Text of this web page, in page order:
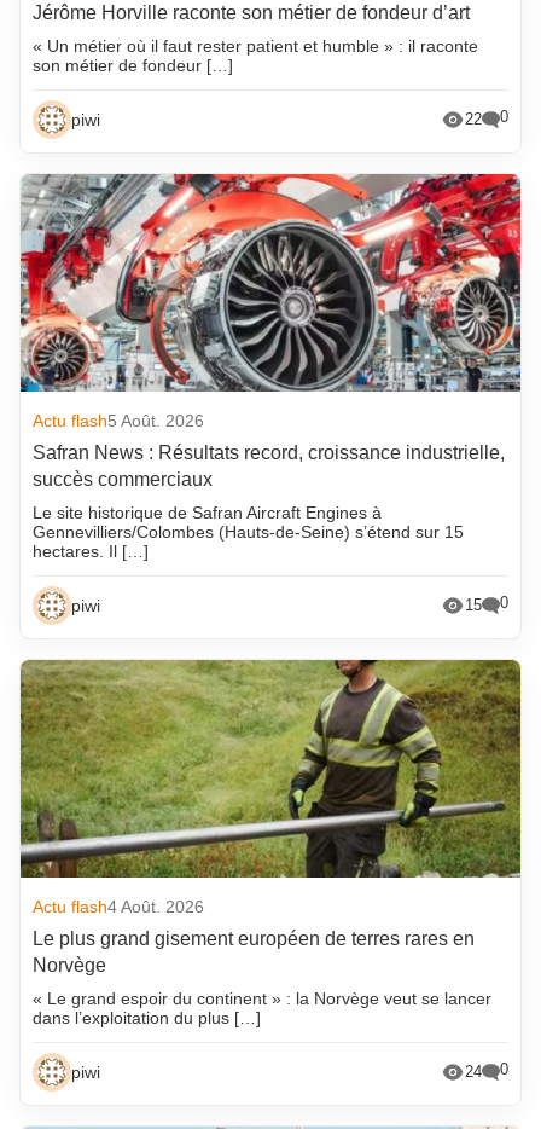
Jérôme Horville raconte son métier de fondeur d’art
« Un métier où il faut rester patient et humble » : il raconte
son métier de fondeur […]
piwi 22 0
Actu flash5 Août. 2026
Safran News : Résultats record, croissance industrielle,
succès commerciaux
Le site historique de Safran Aircraft Engines à
Gennevilliers/Colombes (Hauts-de-Seine) s’étend sur 15
hectares. Il […]
piwi 15 0
Actu flash4 Août. 2026
Le plus grand gisement européen de terres rares en
Norvège
« Le grand espoir du continent » : la Norvège veut se lancer
dans l’exploitation du plus […]
piwi 24 0